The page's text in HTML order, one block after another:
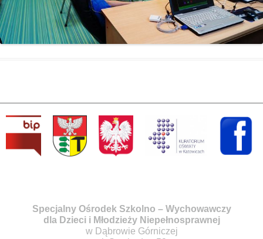
Specjalny Ośrodek Szkolno – Wychowawczy
dla Dzieci i Młodzieży Niepełnosprawnej
w Dąbrowie Górniczej